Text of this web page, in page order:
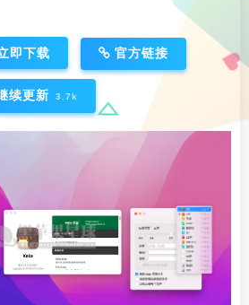
即下载 官方链接
续更新 3.7k